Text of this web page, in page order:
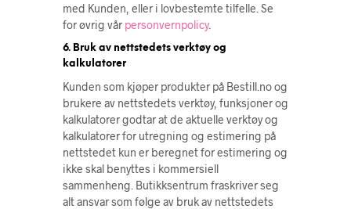
med Kunden, eller i lovbestemte tilfelle. Se
for øvrig vår personvernpolicy.
6. Bruk av nettstedets verktøy og
kalkulatorer
Kunden som kjøper produkter på Bestill.no og
brukere av nettstedets verktøy, funksjoner og
kalkulatorer godtar at de aktuelle verktøy og
kalkulatorer for utregning og estimering på
nettstedet kun er beregnet for estimering og
ikke skal benyttes i kommersiell
sammenheng. Butikksentrum fraskriver seg
alt ansvar som følge av bruk av nettstedets